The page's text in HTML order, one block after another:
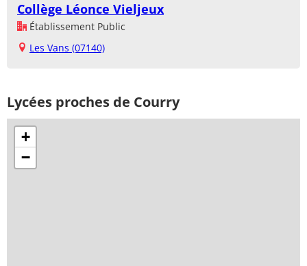
Collège Léonce Vieljeux
Établissement Public
Les Vans (07140)
Lycées proches de Courry
+
−